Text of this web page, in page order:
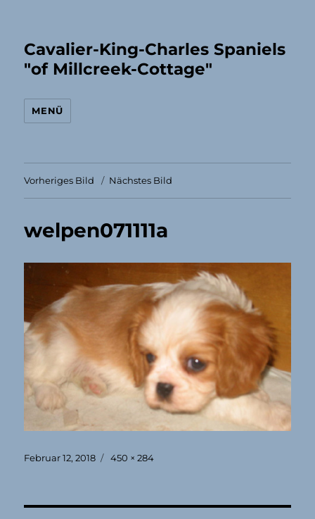
Cavalier-King-Charles Spaniels
"of Millcreek-Cottage"
MENÜ
Vorheriges Bild Nächstes Bild
welpen071111a
Veröffentlicht
Februar 12, 2018 Originalgröße
450 × 284